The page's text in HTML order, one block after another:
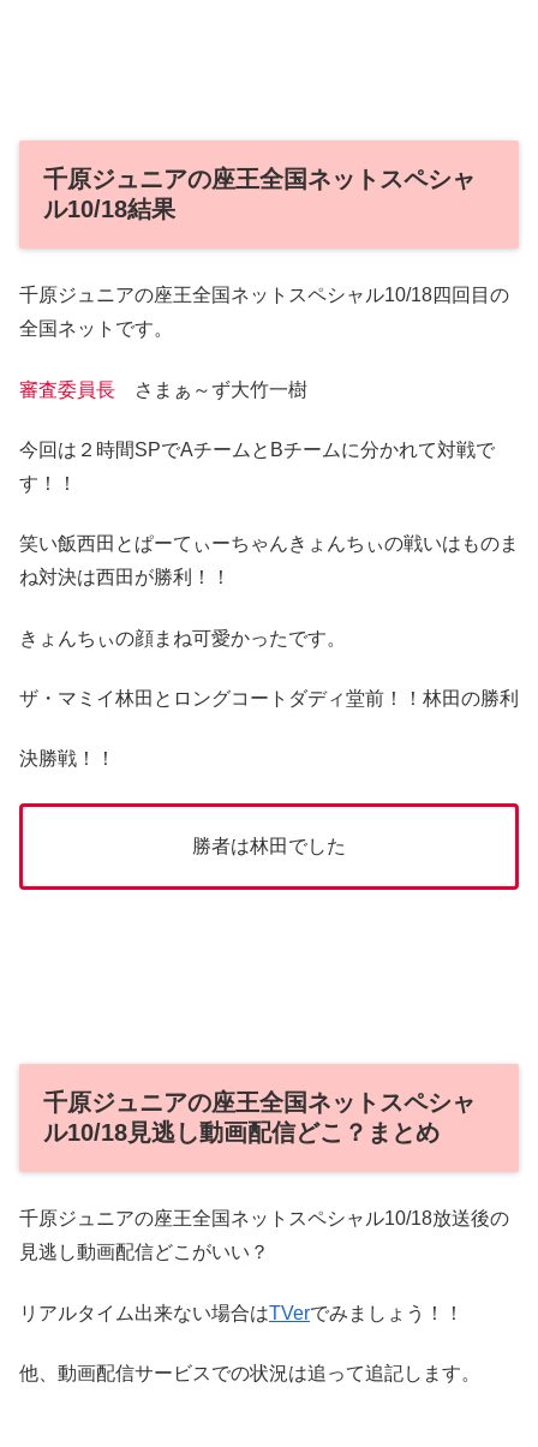
千原ジュニアの座王全国ネットスペシャ
ル10/18結果
千原ジュニアの座王全国ネットスペシャル10/18四回目の
全国ネットです。
審査委員長 さまぁ～ず大竹一樹
今回は２時間SPでAチームとBチームに分かれて対戦で
す！！
笑い飯西田とぱーてぃーちゃんきょんちぃの戦いはものま
ね対決は西田が勝利！！
きょんちぃの顔まね可愛かったです。
ザ・マミイ林田とロングコートダディ堂前！！林田の勝利
決勝戦！！
勝者は林田でした
千原ジュニアの座王全国ネットスペシャ
ル10/18見逃し動画配信どこ？まとめ
千原ジュニアの座王全国ネットスペシャル10/18放送後の
見逃し動画配信どこがいい？
リアルタイム出来ない場合はTVerでみましょう！！
他、動画配信サービスでの状況は追って追記します。